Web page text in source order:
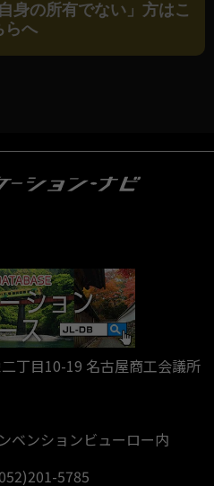
身の所有でない」方はこ
らへ
丁目10-19 名古屋商工会議所
ベンションビューロー内
5785